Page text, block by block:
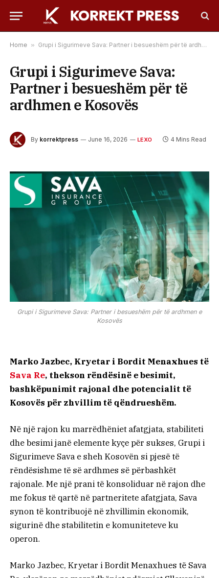
Home » Grupi i Sigurimeve Sava: Partner i besueshëm për të ardhmen e Kosovës
Grupi i Sigurimeve Sava:
Partner i besueshëm për të
ardhmen e Kosovës
By korrektpress June 16, 2026 LEXO 4 Mins Read
Grupi i Sigurimeve Sava: Partner i besueshëm për të ardhmen e
Kosovës
Marko Jazbec, Kryetar i Bordit Menaxhues të
Sava Re, thekson rëndësinë e besimit,
bashkëpunimit rajonal dhe potencialit të
Kosovës për zhvillim të qëndrueshëm.
Në një rajon ku marrëdhëniet afatgjata, stabiliteti
dhe besimi janë elemente kyçe për sukses, Grupi i
Sigurimeve Sava e sheh Kosovën si pjesë të
rëndësishme të së ardhmes së përbashkët
rajonale. Me një prani të konsoliduar në rajon dhe
me fokus të qartë në partneritete afatgjata, Sava
synon të kontribuojë në zhvillimin ekonomik,
sigurinë dhe stabilitetin e komuniteteve ku
operon.
Marko Jazbec, Kryetar i Bordit Menaxhues të Sava